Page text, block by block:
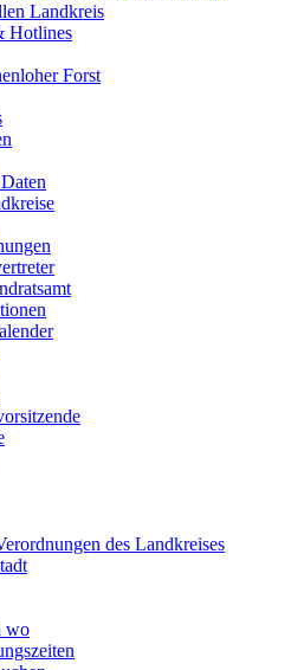
Landkreis
Hotlines
Forst
des Landkreises
wo